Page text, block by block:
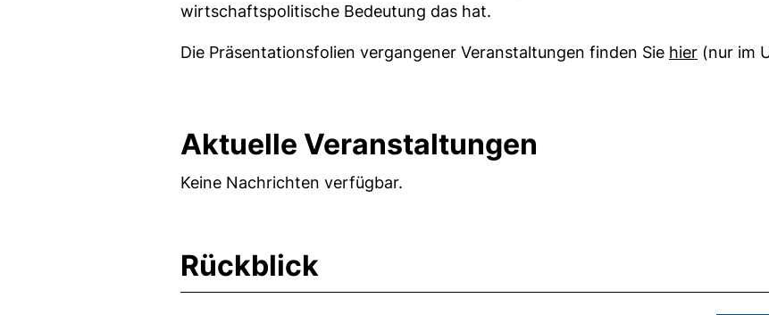
wirtschaftspolitische Bedeutung das hat.
Die Präsentationsfolien vergangener Veranstaltungen finden Sie hier(externer
(nur im
Aktuelle Veranstaltungen
Keine Nachrichten verfügbar.
Rückblick